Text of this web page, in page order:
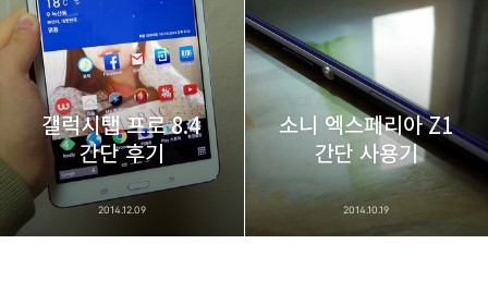
갤럭시탭 프로 8.4
간단 후기
2014.12.09
소니 엑스페리아 Z1
간단 사용기
2014.10.19